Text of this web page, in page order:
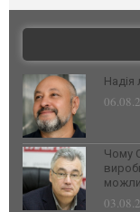
Надія
Чому